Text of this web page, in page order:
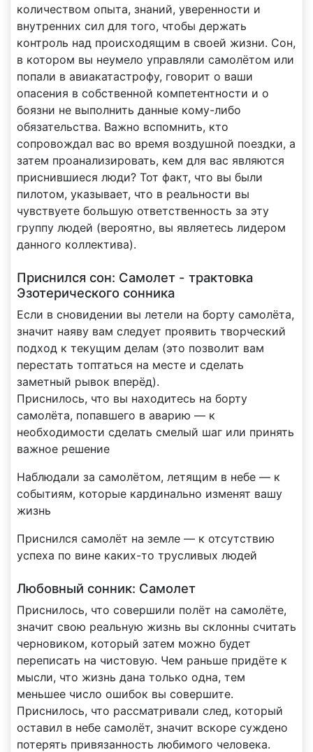
количеством опыта, знаний, уверенности и
внутренних сил для того, чтобы держать
контроль над происходящим в своей жизни. Сон,
в котором вы неумело управляли самолётом или
попали в авиакатастрофу, говорит о ваши
опасения в собственной компетентности и о
боязни не выполнить данные кому-либо
обязательства. Важно вспомнить, кто
сопровождал вас во время воздушной поездки, а
затем проанализировать, кем для вас являются
приснившиеся люди? Тот факт, что вы были
пилотом, указывает, что в реальности вы
чувствуете большую ответственность за эту
группу людей (вероятно, вы являетесь лидером
данного коллектива).
Приснился сон: Самолет - трактовка
Эзотерического сонника
Если в сновидении вы летели на борту самолёта,
значит наяву вам следует проявить творческий
подход к текущим делам (это позволит вам
перестать топтаться на месте и сделать
заметный рывок вперёд).
Приснилось, что вы находитесь на борту
самолёта, попавшего в аварию — к
необходимости сделать смелый шаг или принять
важное решение
Наблюдали за самолётом, летящим в небе — к
событиям, которые кардинально изменят вашу
жизнь
Приснился самолёт на земле — к отсутствию
успеха по вине каких-то трусливых людей
Любовный сонник: Самолет
Приснилось, что совершили полёт на самолёте,
значит свою реальную жизнь вы склонны считать
черновиком, который затем можно будет
переписать на чистовую. Чем раньше придёте к
мысли, что жизнь дана только одна, тем
меньшее число ошибок вы совершите.
Приснилось, что рассматривали след, который
оставил в небе самолёт, значит вскоре суждено
потерять привязанность любимого человека.